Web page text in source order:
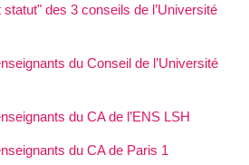
des 3 conseils de l’Université
du Conseil de l’Université
du CA de l’ENS LSH
du CA de Paris 1